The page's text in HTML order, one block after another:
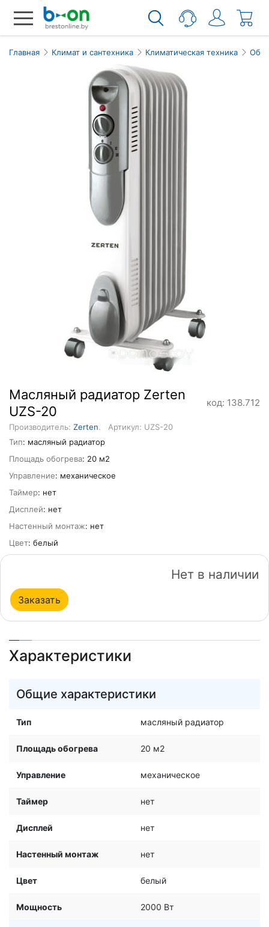
Главная Климат и сантехника Климатическая техника
Масляный радиатор Zerten
UZS-20
код: 138.712
Производитель: Zerten.
Артикул: UZS-20
Тип: масляный радиатор
Площадь обогрева: 20 м2
Управление: механическое
Таймер: нет
Дисплей: нет
Настенный монтаж: нет
Цвет: белый
Нет в наличии
Заказать
Характеристики
Общие характеристики
Тип масляный радиатор
Площадь обогрева 20 м2
Управление механическое
Таймер нет
Дисплей нет
Настенный монтаж нет
Цвет белый
Мощность 2000 Вт